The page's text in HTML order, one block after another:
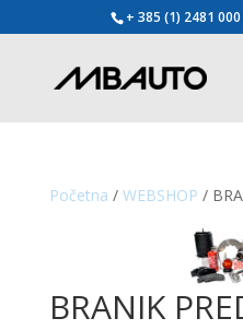
+ 385 (1) 2481 000
Početna / WEBSHOP /
BRANIK